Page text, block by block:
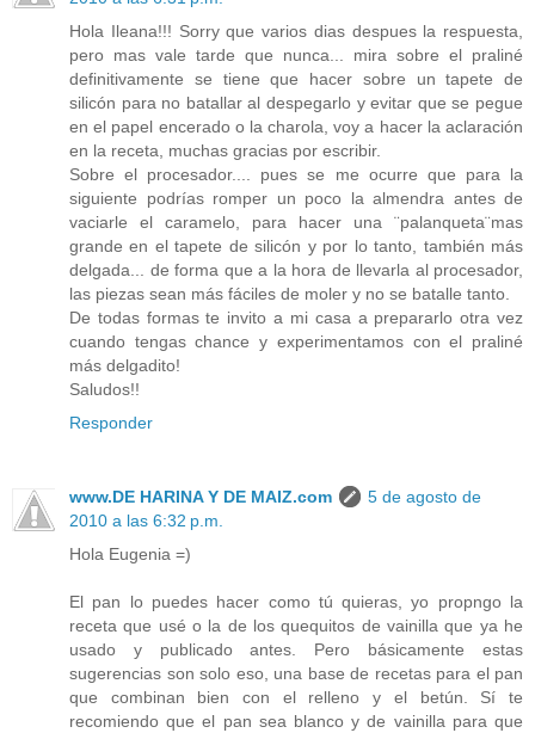
Hola Ileana!!! Sorry que varios dias despues la respuesta,
pero mas vale tarde que nunca... mira sobre el praliné
definitivamente se tiene que hacer sobre un tapete de
silicón para no batallar al despegarlo y evitar que se pegue
en el papel encerado o la charola, voy a hacer la aclaración
en la receta, muchas gracias por escribir.
Sobre el procesador.... pues se me ocurre que para la
siguiente podrías romper un poco la almendra antes de
vaciarle el caramelo, para hacer una ¨palanqueta¨mas
grande en el tapete de silicón y por lo tanto, también más
delgada... de forma que a la hora de llevarla al procesador,
las piezas sean más fáciles de moler y no se batalle tanto.
De todas formas te invito a mi casa a prepararlo otra vez
cuando tengas chance y experimentamos con el praliné
más delgadito!
Saludos!!
Responder
www.DE HARINA Y DE MAIZ.com
5 de agosto de
2010 a las 6:32 p.m.
Hola Eugenia =)
El pan lo puedes hacer como tú quieras, yo propngo la
receta que usé o la de los quequitos de vainilla que ya he
usado y publicado antes. Pero básicamente estas
sugerencias son solo eso, una base de recetas para el pan
que combinan bien con el relleno y el betún. Sí te
recomiendo que el pan sea blanco y de vainilla para que